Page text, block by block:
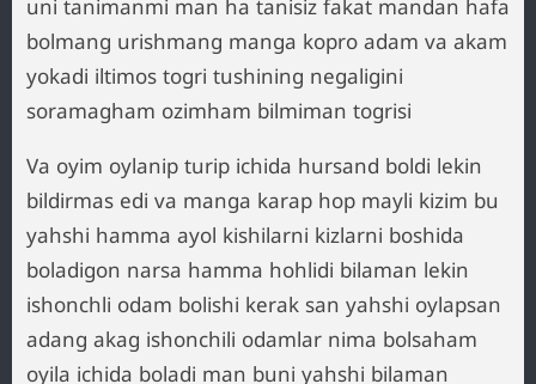
Va oyim oylanip turip ichida hursand boldi lekin
bildirmas edi va manga karap hop mayli kizim bu
yahshi hamma ayol kishilarni kizlarni boshida
boladigon narsa hamma hohlidi bilaman lekin
ishonchli odam bolishi kerak san yahshi oylapsan
adang akag ishonchili odamlar nima bolsaham
oyila ichida boladi man buni yahshi bilaman